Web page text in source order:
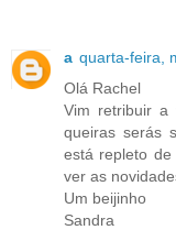
a quarta-feira,
Olá Rachel
Vim retribuir a
queiras serás
está repleto
ver as
Um beijinho
Sandra